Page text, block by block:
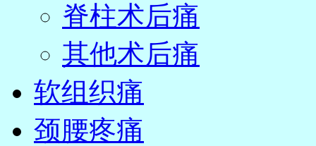
脊柱术后痛
其他术后痛
软组织痛
颈腰疼痛